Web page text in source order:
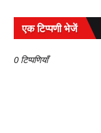
एक टिप्पणी भेजें
0 टिप्पणियाँ